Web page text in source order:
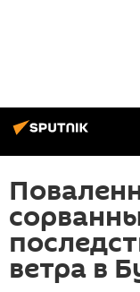
ветра в